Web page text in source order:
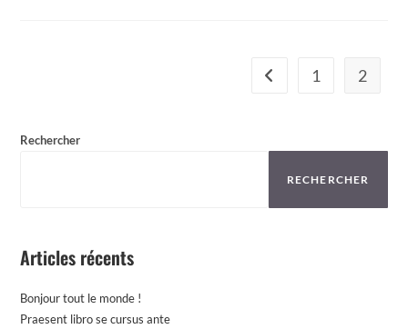
Go to the previous page
1 2
Rechercher
RECHERCHER
Articles récents
Bonjour tout le monde !
Praesent libro se cursus ante